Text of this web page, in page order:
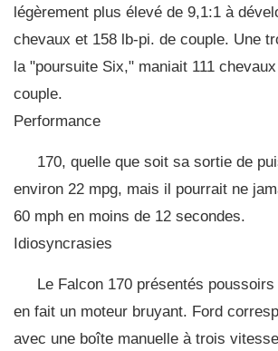
légèrement plus élevé de 9,1:1 à
chevaux et 158 ​​lb-pi. de couple. Une
la "poursuite Six," maniait 111
couple.
Performance
170, quelle que soit sa sortie de
environ 22 mpg, mais il pourrait ne
60 mph en moins de 12 secondes.
Idiosyncrasies
Le Falcon 170 présentés
en fait un moteur bruyant. Ford
avec une boîte manuelle à trois